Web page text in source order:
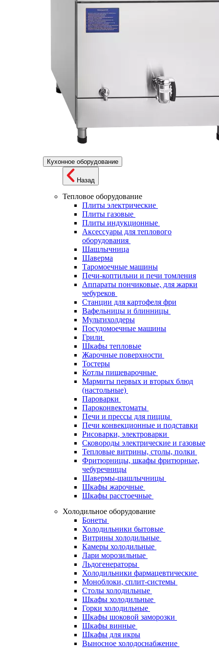
Кухонное оборудование
Назад
Тепловое оборудование
Плиты электрические
Плиты газовые
Плиты индукционные
Аксессуары для теплового
оборудования
Шашлычница
Шаверма
Таромоечные машины
Печи-коптильни и печи томления
Аппараты пончиковые, для жарки
чебуреков
Станции для картофеля фри
Вафельницы и блинницы
Мультихолдеры
Посудомоечные машины
Грили
Шкафы тепловые
Жарочные поверхности
Тостеры
Котлы пищеварочные
Мармиты первых и вторых блюд
(настольные)
Пароварки
Пароконвектоматы
Печи и прессы для пиццы
Печи конвекционные и подставки
Рисоварки, электроварки
Сковороды электрические и газовые
Тепловые витрины, столы, полки
Фритюрницы, шкафы фритюрные,
чебуречницы
Шавермы-шашлычницы
Шкафы жарочные
Шкафы расстоечные
Холодильное оборудование
Бонеты
Холодильники бытовые
Витрины холодильные
Камеры холодильные
Лари морозильные
Льдогенераторы
Холодильники фармацевтические
Моноблоки, сплит-системы
Столы холодильные
Шкафы холодильные
Горки холодильные
Шкафы шоковой заморозки
Шкафы винные
Шкафы для икры
Выносное холодоснабжение